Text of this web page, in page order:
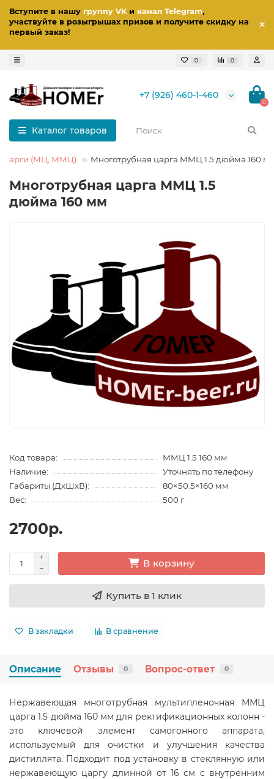
Вступите в нашу группу VKи канал Telegram,
участвуйте в розыгрышах призов и получите скидку на
первый заказ!
0 0
+7 (926) 460-1-460
0
Каталог товаров
царги (МЦ, ММЦ) Многотрубная царга ММЦ 1.5 дюйма 160
Многотрубная царга ММЦ 1.5
дюйма 160 мм
Код товара:
ММЦ 1.5 160 мм
Наличие:
Уточнять по телефону
Габариты (ДхШхВ):
80×50.5×160 мм
Вес:
500 г
2700р.
В корзину
Купить в 1 клик
В закладки В сравнение
Описание Отзывы 0 Вопрос-ответ 0
Нержавеющая многотрубная мультипленочная ММЦ
царга 1.5 дюйма 160 мм для ректификационных колонн -
это ключевой элемент самогонного аппарата,
используемый для очистки и улучшения качества
дистиллята. Подходит под установку в стеклянную или
нержавеющую царгу длинной от 16 см с внутренним